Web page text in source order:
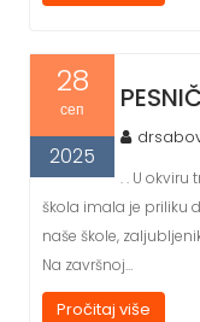
28
сеп
2025
. . U
škola imala je priliku
naše škole,
Na završnoj…
Pročitaj više